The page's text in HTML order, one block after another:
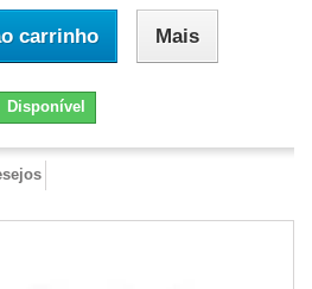
carrinho Mais
Disponível